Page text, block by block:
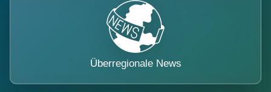
Überregionale News